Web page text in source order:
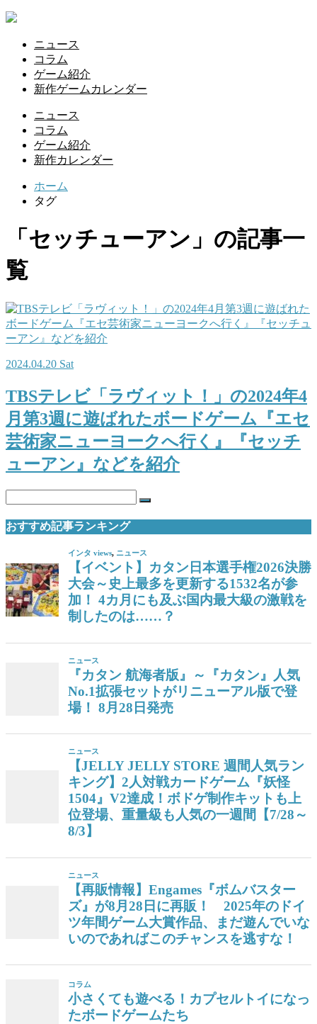
ニュース
コラム
ゲーム紹介
新作ゲームカレンダー
ニュース
コラム
ゲーム紹介
新作カレンダー
ホーム
タグ
「セッチューアン」の記事一
覧
2024.04.20 Sat
TBSテレビ「ラヴィット！」の2024年4
月第3週に遊ばれたボードゲーム『エセ
芸術家ニューヨークへ行く』『セッチ
ューアン』などを紹介
おすすめ記事ランキング
インタ views, ニュース
【イベント】カタン日本選手権2026決勝
大会～史上最多を更新する1532名が参
加！ 4カ月にも及ぶ国内最大級の激戦を
制したのは……？
ニュース
『カタン 航海者版』～『カタン』人気
No.1拡張セットがリニューアル版で登
場！ 8月28日発売
ニュース
【JELLY JELLY STORE 週間人気ラン
キング】2人対戦カードゲーム『妖怪
1504』V2達成！ボドゲ制作キットも上
位登場、重量級も人気の一週間【7/28～
8/3】
ニュース
【再販情報】Engames『ボムバスター
ズ』が8月28日に再販！ 2025年のドイ
ツ年間ゲーム大賞作品、まだ遊んでいな
いのであればこのチャンスを逃すな！
コラム
小さくても遊べる！カプセルトイになっ
たボードゲームたち